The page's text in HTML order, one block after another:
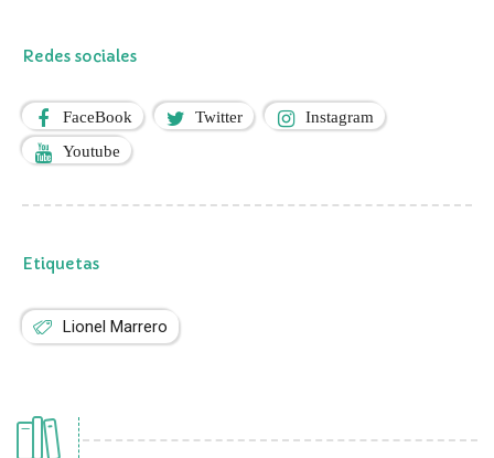
Redes sociales
FaceBook Twitter Instagram
Youtube
Etiquetas
Lionel Marrero